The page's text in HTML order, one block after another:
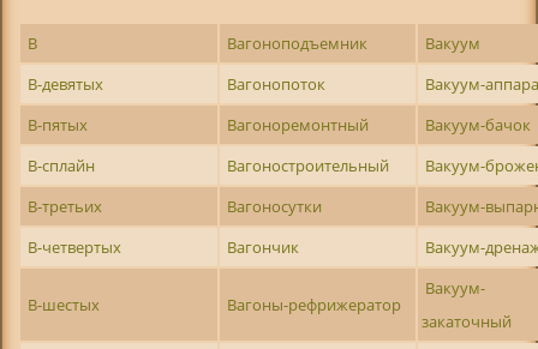
В Вагоноподъемник
Вакуум
В-девятых
Вагонопоток
Вакуум-
В-пятых
Вагоноремонтный
Вакуум-бачок
В-сплайн
Вагоностроительный
Вакуум-
В-третьих
Вагоносутки
Вакуум-
В-четвертых
Вагончик Вакуум-
В-шестых Вагоны-рефрижератор
Вакуум-
закаточный